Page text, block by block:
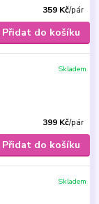
359 Kč/pár
Přidat do košíku
399 Kč/pár
Skladem
Přidat do košíku
Skladem